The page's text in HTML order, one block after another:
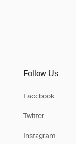
Follow Us
Facebook
Twitter
Instagram